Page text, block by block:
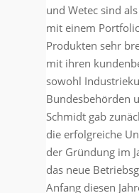
und Wetec sind
mit einem
Produkten sehr
mit ihren
sowohl
Bundesbehörden
Schmidt gab
die erfolgreiche
der Gründung im
das neue
Anfang diesen